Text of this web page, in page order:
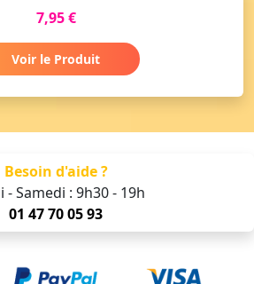
7,95 €
Voir le Produit
Besoin d'aide ?
- Samedi : 9h30 - 19h
01 47 70 05 93